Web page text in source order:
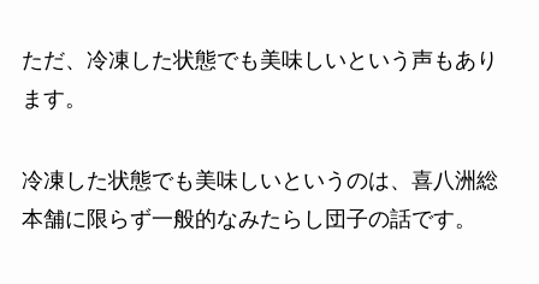
ただ、冷凍した状態でも美味しいという声もあり
ます。
冷凍した状態でも美味しいというのは、喜八洲総
本舗に限らず一般的なみたらし団子の話です。